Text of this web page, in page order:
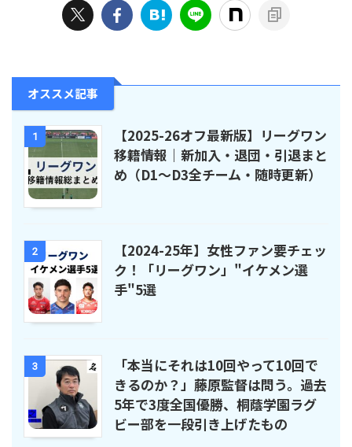
オススメ記事
1
【2025-26オフ最新版】リーグワン
移籍情報｜新加入・退団・引退まと
め（D1〜D3全チーム・随時更新）
2
【2024-25年】女性ファン要チェッ
ク！「リーグワン」"イケメン選
手"5選
3
「本当にそれは10回やって10回で
きるのか？」藤原監督は問う。過去
5年で3度全国優勝、桐蔭学園ラグ
ビー部を一段引き上げたもの